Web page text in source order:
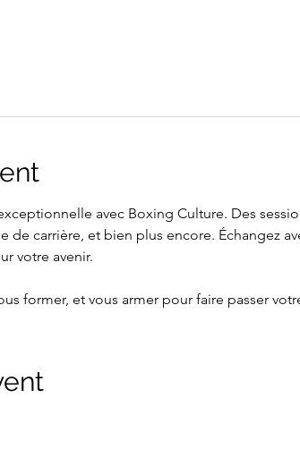
avec Boxing Culture. Des
de carrière, et bien plus encore. Échangez
votre avenir.
former, et vous armer pour faire passer